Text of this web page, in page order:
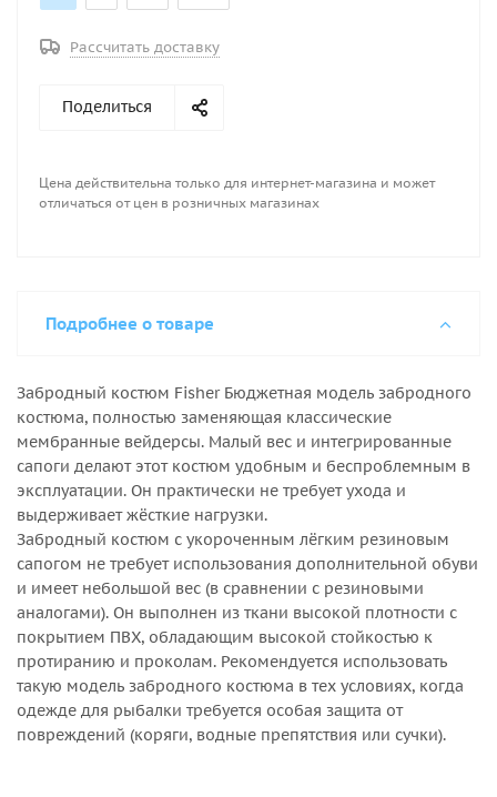
из ткани высокой плотности с покрытием ПВХ,
обладающим высокой стойкостью к протиранию и
проколам. Рекомендуется использовать такую
одежде для рыбалки требуется особая защита от
Рассчитать доставку
Поделиться
Цена действительна только для интернет-магазина и может
отличаться от цен в розничных магазинах
Подробнее о товаре
Забродный костюм Fisher Бюджетная модель забродного
костюма, полностью заменяющая классические
мембранные вейдерсы. Малый вес и интегрированные
сапоги делают этот костюм удобным и беспроблемным в
эксплуатации. Он практически не требует ухода и
выдерживает жёсткие нагрузки.
Забродный костюм с укороченным лёгким резиновым
сапогом не требует использования дополнительной обуви
и имеет небольшой вес (в сравнении с резиновыми
аналогами). Он выполнен из ткани высокой плотности с
покрытием ПВХ, обладающим высокой стойкостью к
протиранию и проколам. Рекомендуется использовать
такую модель забродного костюма в тех условиях, когда
одежде для рыбалки требуется особая защита от
повреждений (коряги, водные препятствия или сучки).